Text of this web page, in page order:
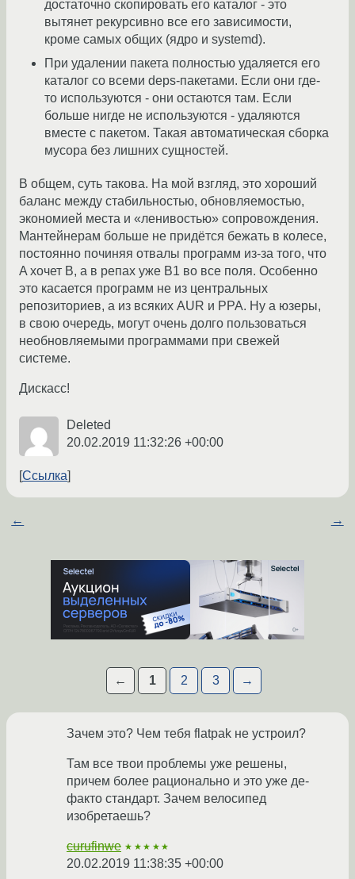
достаточно скопировать его каталог - это
вытянет рекурсивно все его зависимости,
кроме самых общих (ядро и systemd).
При удалении пакета полностью удаляется его
каталог со всеми deps-пакетами. Если они где-
то используются - они остаются там. Если
больше нигде не используются - удаляются
вместе с пакетом. Такая автоматическая сборка
мусора без лишних сущностей.
В общем, суть такова. На мой взгляд, это хороший
баланс между стабильностью, обновляемостью,
экономией места и «ленивостью» сопровождения.
Мантейнерам больше не придётся бежать в колесе,
постоянно починяя отвалы программ из-за того, что
A хочет B, а в репах уже B1 во все поля. Особенно
это касается программ не из центральных
репозиториев, а из всяких AUR и PPA. Ну а юзеры,
в свою очередь, могут очень долго пользоваться
необновляемыми программами при свежей
системе.
Дискасс!
Deleted
20.02.2019 11:32:26 +00:00
Ссылка
← →
← 1 2 3 →
Зачем это? Чем тебя flatpak не устроил?
Там все твои проблемы уже решены,
причем более рационально и это уже де-
факто стандарт. Зачем велосипед
изобретаешь?
curufinwe ★★★★★
20.02.2019 11:38:35 +00:00